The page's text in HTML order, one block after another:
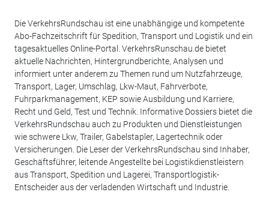
Die VerkehrsRundschau ist eine unabhängige und kompetente
Abo-Fachzeitschrift für Spedition, Transport und Logistik und ein
tagesaktuelles Online-Portal. VerkehrsRunschau.de bietet
aktuelle Nachrichten, Hintergrundberichte, Analysen und
informiert unter anderem zu Themen rund um Nutzfahrzeuge,
Transport, Lager, Umschlag, Lkw-Maut, Fahrverbote,
Fuhrparkmanagement, KEP sowie Ausbildung und Karriere,
Recht und Geld, Test und Technik. Informative Dossiers bietet die
VerkehrsRundschau auch zu Produkten und Dienstleistungen
wie schwere Lkw, Trailer, Gabelstapler, Lagertechnik oder
Versicherungen. Die Leser der VerkehrsRundschau sind Inhaber,
Geschäftsführer, leitende Angestellte bei Logistikdienstleistern
aus Transport, Spedition und Lagerei, Transportlogistik-
Entscheider aus der verladenden Wirtschaft und Industrie.